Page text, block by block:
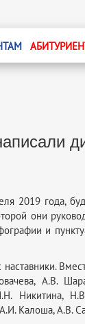
2019 года,
они
и
А.В.
Никитина,
Калоша, А.В.